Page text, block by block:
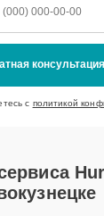
консультация
с политикой